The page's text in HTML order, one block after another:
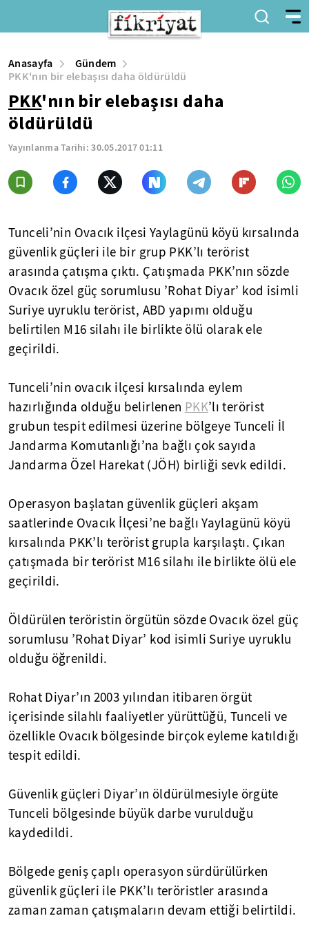
Anasayfa
Gündem
PKK'nın bir elebaşısı daha öldürüldü
PKK'nın bir elebaşısı daha
öldürüldü
Yayınlanma Tarihi:30.05.2017 01:11
Tunceli’nin Ovacık ilçesi Yaylagünü köyü kırsalında
güvenlik güçleri ile bir grup PKK’lı terörist
arasında çatışma çıktı. Çatışmada PKK’nın sözde
Ovacık özel güç sorumlusu ’Rohat Diyar’ kod isimli
Suriye uyruklu terörist, ABD yapımı olduğu
belirtilen M16 silahı ile birlikte ölü olarak ele
geçirildi.
Tunceli’nin ovacık ilçesi kırsalında eylem
hazırlığında olduğu belirlenen PKK’lı terörist
grubun tespit edilmesi üzerine bölgeye Tunceli İl
Jandarma Komutanlığı’na bağlı çok sayıda
Jandarma Özel Harekat (JÖH) birliği sevk edildi.
Operasyon başlatan güvenlik güçleri akşam
saatlerinde Ovacık İlçesi’ne bağlı Yaylagünü köyü
kırsalında PKK’lı terörist grupla karşılaştı. Çıkan
çatışmada bir terörist M16 silahı ile birlikte ölü ele
geçirildi.
Öldürülen teröristin örgütün sözde Ovacık özel güç
sorumlusu ’Rohat Diyar’ kod isimli Suriye uyruklu
olduğu öğrenildi.
Rohat Diyar’ın 2003 yılından itibaren örgüt
içerisinde silahlı faaliyetler yürüttüğü, Tunceli ve
özellikle Ovacık bölgesinde birçok eyleme katıldığı
tespit edildi.
Güvenlik güçleri Diyar’ın öldürülmesiyle örgüte
Tunceli bölgesinde büyük darbe vurulduğu
kaydedildi.
Bölgede geniş çaplı operasyon sürdürülürken
güvenlik güçleri ile PKK’lı teröristler arasında
zaman zaman çatışmaların devam ettiği belirtildi.